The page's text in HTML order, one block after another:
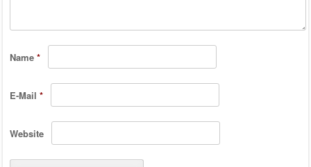
Name *
E-Mail *
Website